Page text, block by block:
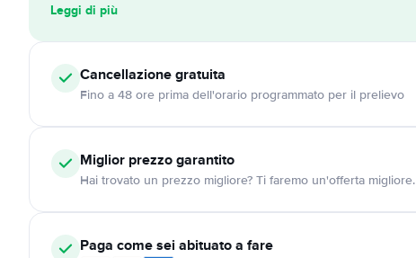
Leggi di più
Cancellazionegratuita
Fino a 48 ore prima dell'orario programmato per il prelievo
Miglior prezzo garantito
Hai trovato un prezzo migliore? Ti faremo un'offerta migliore.
Paga come sei abituato a fare